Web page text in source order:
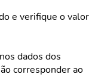
e verifique o valor
dados dos
corresponder ao